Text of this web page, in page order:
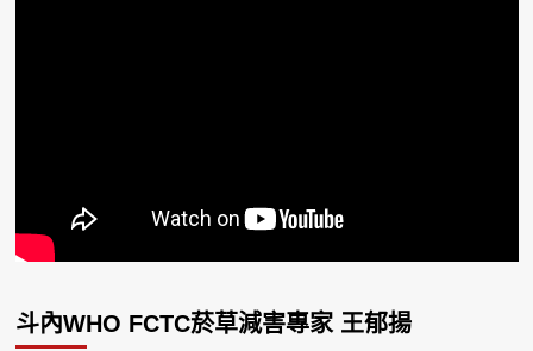
斗內WHO FCTC菸草減害專家 王郁揚